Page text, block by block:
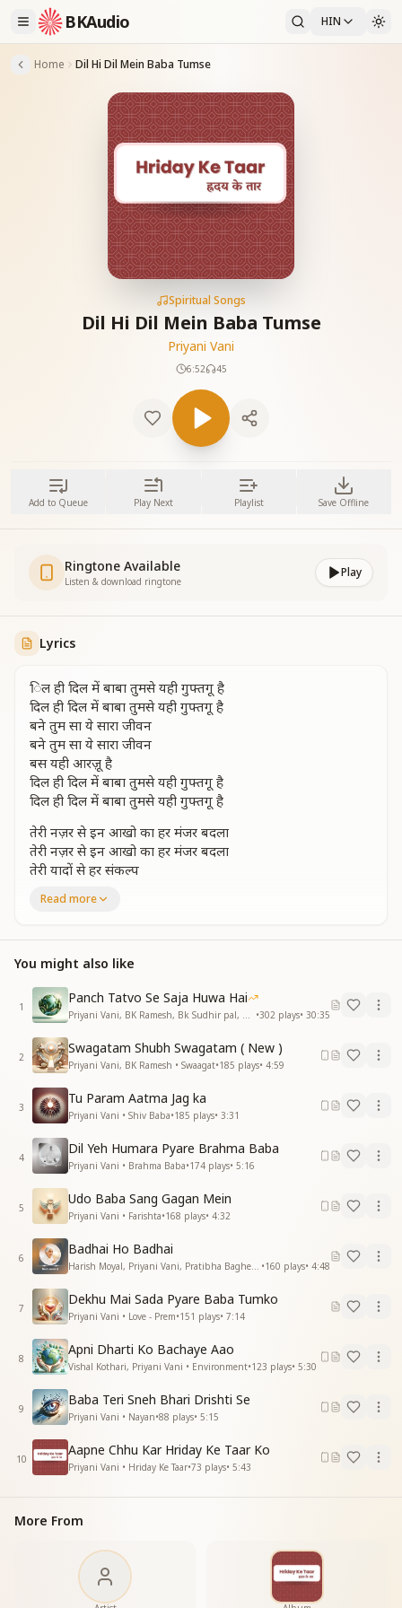
BKAudio HIN
Home Dil Hi Dil Mein Baba Tumse
Spiritual Songs
Dil Hi Dil Mein Baba Tumse
Priyani Vani
6:52 45
Add to Queue Play Next Playlist Save Offline
Ringtone Available
Listen & download ringtone
Play
Lyrics
िल ही दिल में बाबा तुमसे यही गुफ्तगू है
दिल ही दिल में बाबा तुमसे यही गुफ्तगू है
बने तुम सा ये सारा जीवन
बने तुम सा ये सारा जीवन
बस यही आरज़ू है
दिल ही दिल में बाबा तुमसे यही गुफ्तगू है
दिल ही दिल में बाबा तुमसे यही गुफ्तगू है
तेरी नज़र से इन आखो का हर मंजर बदला
तेरी नज़र से इन आखो का हर मंजर बदला
तेरी यादों से हर संकल्प
फिसलने से संभला
कर साकार जन्नत को
एक यही जुस्तजू है
दिल ही दिल में बाबा तुमसे यही गुफ्तगू है
दिल ही दिल में बाबा तुमसे यही गुफ्तगू है
जिंदगी हो गई इतनी हसीन यादो के गुलशन में
जिंदगी हो गई इतनी हसीन यादो के गुलशन में
वफा के रंग से रंगे हुए है
वफा के रंग से रंगे हुए है
आके तेरे मधुबन में
कल्प कल्प का है ये किस्सा
कल्प कल्प का है ये किस्सा
प्रभूमिलन हूबहू है
दिल ही दिल में बाबा तुमसे यही गुफ्तगू है
दिल ही दिलमें बाबा तुमसे यही गुफ्तगू है
बने तुम सा ये सारा जीवन
बने तुम सा ये सारा जीवन
बस यही आरज़ू है
दिल ही दिल में बाबा तुमसे यही गुफ्तगू है
दिल ही दिल में बाबा तुमसे यही गुफ्तगू है
—------------------------------------------
Read more
You might also like
1
Panch Tatvo Se Saja Huwa Hai
•302 plays• 30:35
2
Swagatam Shubh Swagatam ( New )
Priyani Vani, BK Ramesh • Swaagat•185 plays• 4:59
3
Tu Param Aatma Jag ka
Priyani Vani • Shiv Baba•185 plays• 3:31
4
Dil Yeh Humara Pyare Brahma Baba
Priyani Vani • Brahma Baba•174 plays• 5:16
5
Udo Baba Sang Gagan Mein
Priyani Vani • Farishta•168 plays• 4:32
6
Badhai Ho Badhai
•160 plays• 4:48
7
Dekhu Mai Sada Pyare Baba Tumko
Priyani Vani • Love - Prem•151 plays• 7:14
8
Apni Dharti Ko Bachaye Aao
Vishal Kothari, Priyani Vani • Environment•123 plays• 5:30
9
Baba Teri Sneh Bhari Drishti Se
Priyani Vani • Nayan•88 plays• 5:15
10
Aapne Chhu Kar Hriday Ke Taar Ko
Priyani Vani • Hriday Ke Taar•73 plays• 5:43
More From